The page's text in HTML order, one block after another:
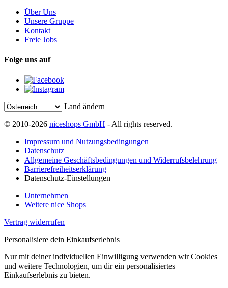
Über Uns
Unsere Gruppe
Kontakt
Freie Jobs
Folge uns auf
Land ändern
© 2010-2026 niceshops GmbH - All rights reserved.
Impressum und Nutzungsbedingungen
Datenschutz
Allgemeine Geschäftsbedingungen und Widerrufsbelehrung
Barrierefreiheitserklärung
Datenschutz-Einstellungen
Unternehmen
Weitere nice Shops
Vertrag widerrufen
Personalisiere dein Einkaufserlebnis
Nur mit deiner individuellen Einwilligung verwenden wir Cookies
und weitere Technologien, um dir ein personalisiertes
Einkaufserlebnis zu bieten.